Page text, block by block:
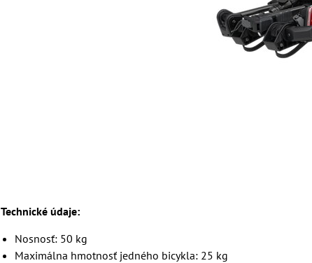
Technické údaje:
Nosnosť: 50 kg
Maximálna hmotnosť jedného bicykla: 25 kg